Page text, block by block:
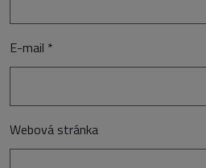
E-mail *
Webová stránka